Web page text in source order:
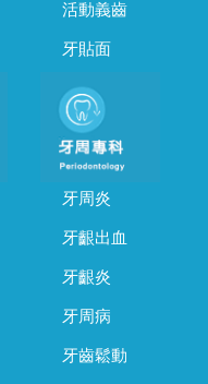
活動義齒
牙貼面
牙周炎
牙齦出血
牙齦炎
牙周病
牙齒鬆動